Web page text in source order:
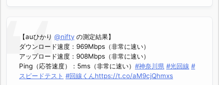
【auひかり @nifty の測定結果】
ダウンロード速度：969Mbps（非常に速い）
アップロード速度：908Mbps（非常に速い）
Ping（応答速度）：5ms（非常に速い） #神奈川県 #光回線 #
スピードテスト #回線くんhttps://t.co/aM9cjQhmxs